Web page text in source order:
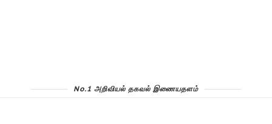
No.1 அறிவியல் தகவல் இணையதளம்